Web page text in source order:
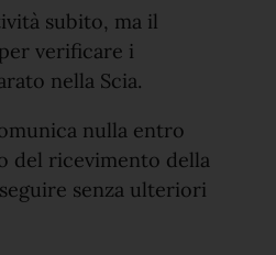
subito, ma il
verificare i
nella Scia.
nulla entro
del ricevimento della
senza ulteriori